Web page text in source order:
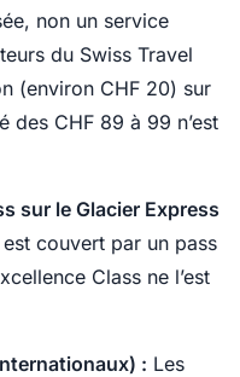
non un service
du Swiss Travel
(environ CHF 20) sur
CHF 89 à 99 n’est
sur le Glacier Express
couvert par un pass
Class ne l’est
: Les